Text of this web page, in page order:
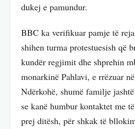
dukej e pamundur.
BBC ka verifikuar pamje të
shihen turma protestuesish që
kundër regjimit dhe shprehin
monarkinë Pahlavi, e rrëzuar
Ndërkohë, shumë familje
se kanë humbur kontaktet me
prej ditësh, për shkak të